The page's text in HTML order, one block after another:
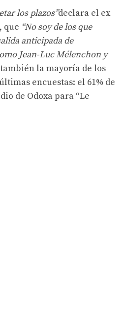
los plazos”declara el ex
que “No soy de los que
anticipada de
Jean-Luc Mélenchon y
la mayoría de los
encuestas: el 61% de
de Odoxa para “Le